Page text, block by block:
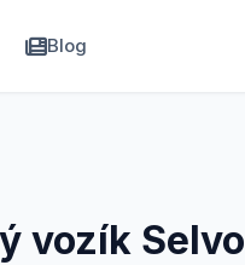
Blog
vozík Selvo